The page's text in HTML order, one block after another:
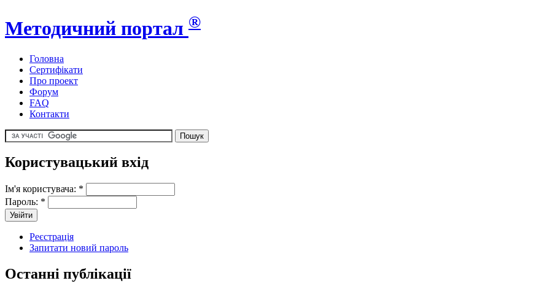
Методичний портал ®
Головна
Сертифікати
Про проект
Форум
FAQ
Контакти
Користувацький вхід
Ім'я користувача: *
Пароль: *
Реєстрація
Запитати новий пароль
Останні публікації